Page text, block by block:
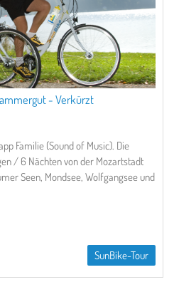
- Verkürzt
Familie (Sound of Music). Die
/ 6 Nächten von der Mozartstadt
Seen, Mondsee, Wolfgangsee und
SunBike-Tour